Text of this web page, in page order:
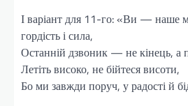
І варіант для 11-го: «Ви — наше
гордість і сила,
Останній дзвоник — не кінець, а
Летіть високо, не бійтеся висоти,
Бо ми завжди поруч, у радості й